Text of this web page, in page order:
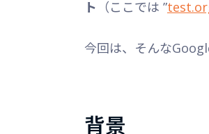
ト （ここでは ”
今回は、そんな
背景